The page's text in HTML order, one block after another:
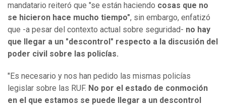
mandatario reiteró que "se están haciendo cosas que no
se hicieron hace mucho tiempo", sin embargo, enfatizó
que -a pesar del contexto actual sobre seguridad- no hay
que llegar a un "descontrol" respecto a la discusión del
poder civil sobre las policías.
"Es necesario y nos han pedido las mismas policías
legislar sobre las RUF. No por el estado de conmoción
en el que estamos se puede llegar a un descontrol